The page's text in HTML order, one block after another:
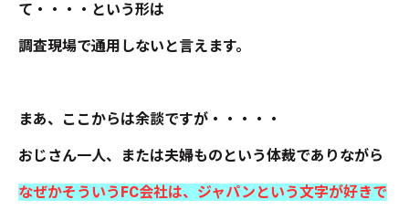
て・・・・という形は
調査現場で通用しないと言えます。
まあ、ここからは余談ですが・・・・・
おじさん一人、または夫婦ものという体裁でありながら
なぜかそういうFC会社は、ジャパンという文字が好きで